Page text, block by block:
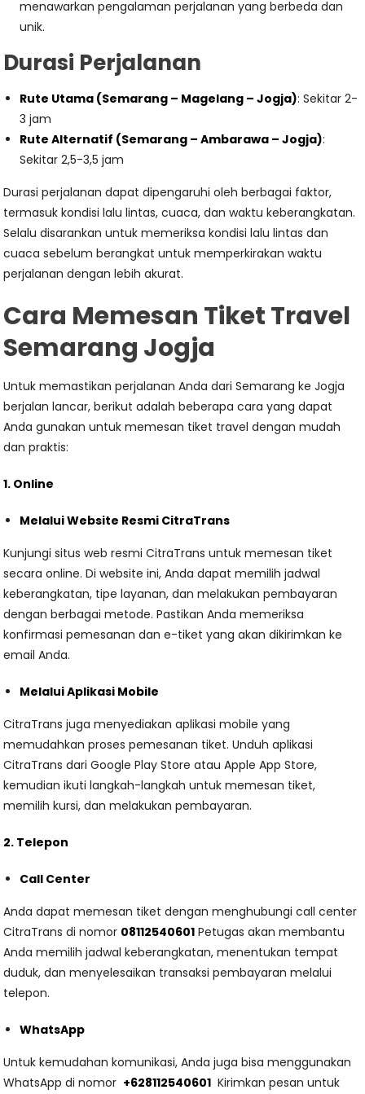
menawarkan pengalaman perjalanan yang berbeda dan
unik.
Durasi Perjalanan
Rute Utama (Semarang – Magelang – Jogja): Sekitar 2-
3 jam
Rute Alternatif (Semarang – Ambarawa – Jogja):
Sekitar 2,5-3,5 jam
Durasi perjalanan dapat dipengaruhi oleh berbagai faktor,
termasuk kondisi lalu lintas, cuaca, dan waktu keberangkatan.
Selalu disarankan untuk memeriksa kondisi lalu lintas dan
cuaca sebelum berangkat untuk memperkirakan waktu
perjalanan dengan lebih akurat.
Cara Memesan Tiket Travel
Semarang Jogja
Untuk memastikan perjalanan Anda dari Semarang ke Jogja
berjalan lancar, berikut adalah beberapa cara yang dapat
Anda gunakan untuk memesan tiket travel dengan mudah
dan praktis:
1. Online
Melalui Website Resmi CitraTrans
Kunjungi situs web resmi CitraTrans untuk memesan tiket
secara online. Di website ini, Anda dapat memilih jadwal
keberangkatan, tipe layanan, dan melakukan pembayaran
dengan berbagai metode. Pastikan Anda memeriksa
konfirmasi pemesanan dan e-tiket yang akan dikirimkan ke
email Anda.
Melalui Aplikasi Mobile
CitraTrans juga menyediakan aplikasi mobile yang
memudahkan proses pemesanan tiket. Unduh aplikasi
CitraTrans dari Google Play Store atau Apple App Store,
kemudian ikuti langkah-langkah untuk memesan tiket,
memilih kursi, dan melakukan pembayaran.
2. Telepon
Call Center
Anda dapat memesan tiket dengan menghubungi call center
CitraTrans di nomor 08112540601 Petugas akan membantu
Anda memilih jadwal keberangkatan, menentukan tempat
duduk, dan menyelesaikan transaksi pembayaran melalui
telepon.
WhatsApp
Untuk kemudahan komunikasi, Anda juga bisa menggunakan
WhatsApp di nomor +628112540601 Kirimkan pesan untuk